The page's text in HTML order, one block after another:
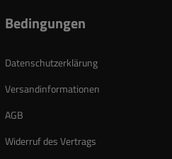
Bedingungen
Datenschutzerklärung
Versandinformationen
AGB
Widerruf des Vertrags